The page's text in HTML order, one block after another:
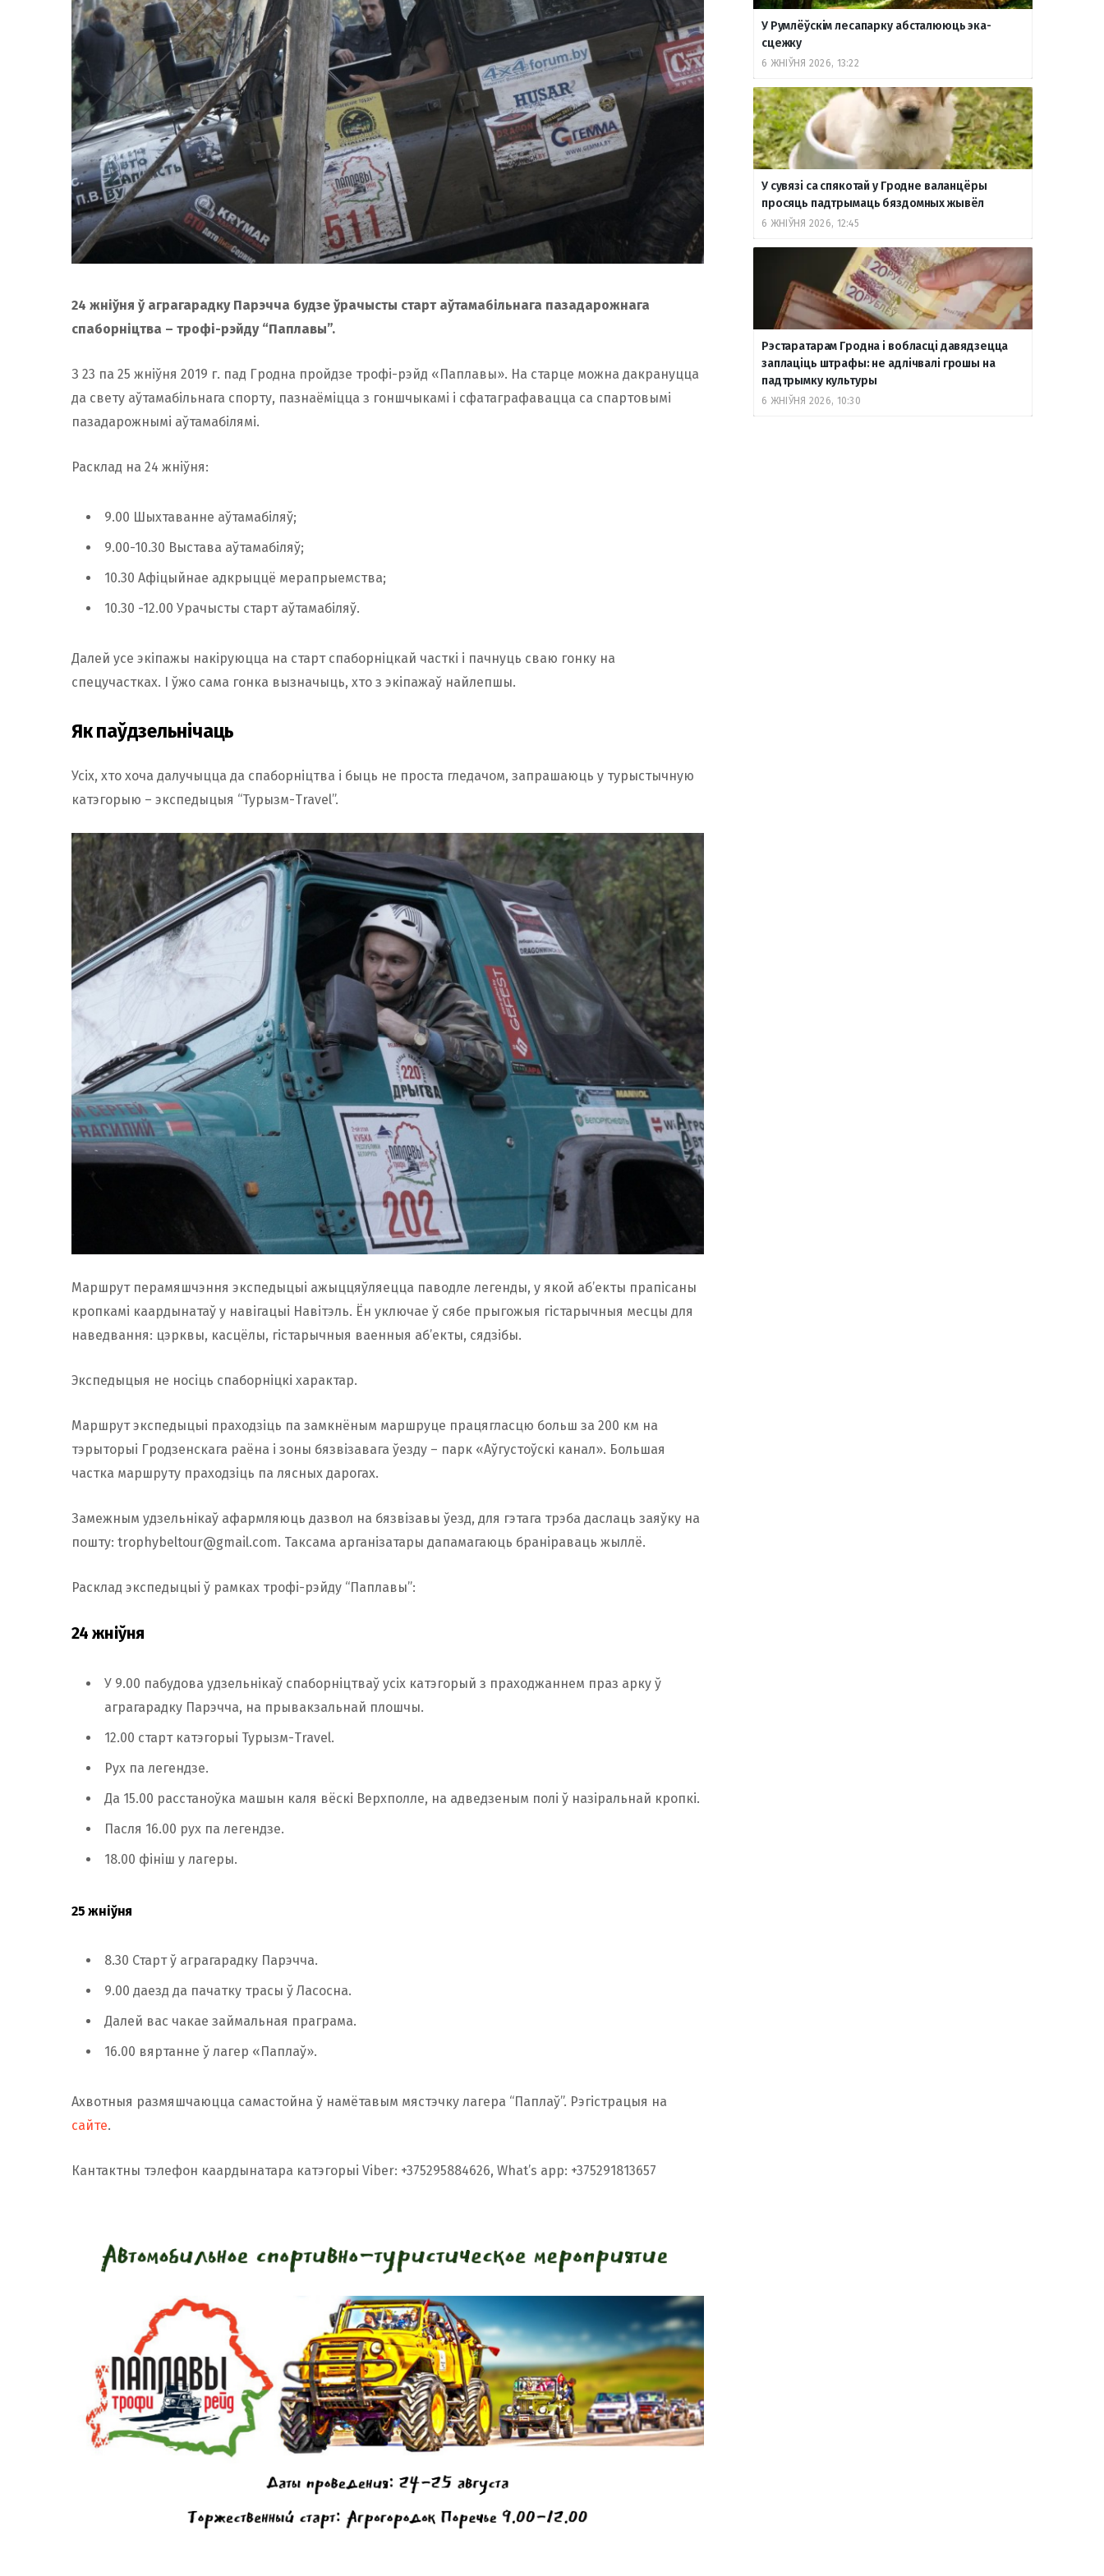
24 жніўня ў аграгарадку Парэчча будзе ўрачысты старт аўтамабільнага пазадарожнага
спаборніцтва – трофі-рэйду “Паплавы”.
З 23 па 25 жніўня 2019 г. пад Гродна пройдзе трофі-рэйд «Паплавы». На старце можна дакрануцца
да свету аўтамабільнага спорту, пазнаёміцца ​​з гоншчыкамі і сфатаграфавацца са спартовымі
пазадарожнымі аўтамабілямі.
Расклад на 24 жніўня:
9.00 Шыхтаванне аўтамабіляў;
9.00-10.30 Выстава аўтамабіляў;
10.30 Афіцыйнае адкрыццё мерапрыемства;
10.30 -12.00 Урачысты старт аўтамабіляў.
Далей усе экіпажы накіруюцца на старт спаборніцкай часткі і пачнуць сваю гонку на
спецучастках. І ўжо сама гонка вызначыць, хто з экіпажаў найлепшы.
Як паўдзельнічаць
Усіх, хто хоча далучыцца да спаборніцтва і быць не проста гледачом, запрашаюць у турыстычную
катэгорыю – экспедыцыя “Турызм-Travel”.
Маршрут перамяшчэння экспедыцыі ажыццяўляецца паводле легенды, у якой аб’екты прапісаны
кропкамі каардынатаў у навігацыі Навітэль. Ён уключае ў сябе прыгожыя гістарычныя месцы для
наведвання: цэрквы, касцёлы, гістарычныя ваенныя аб’екты, сядзібы.
Экспедыцыя не носіць спаборніцкі характар.
Маршрут экспедыцыі праходзіць па замкнёным маршруце працягласцю больш за 200 км на
тэрыторыі Гродзенскага раёна і зоны бязвізавага ўезду – парк «Аўгустоўскі канал». Большая
частка маршруту праходзіць па лясных дарогах.
Замежным удзельнікаў афармляюць дазвол на бязвізавы ўезд, для гэтага трэба даслаць заяўку на
пошту: trophybeltour@gmail.com. Таксама арганізатары дапамагаюць браніраваць жыллё.
Расклад экспедыцыі ў рамках трофі-рэйду “Паплавы”:
24 жніўня
У 9.00 пабудова удзельнікаў спаборніцтваў усіх катэгорый з праходжаннем праз арку ў
аграгарадку Парэчча, на прывакзальнай плошчы.
12.00 старт катэгорыі Турызм-Travel.
Рух па легендзе.
Да 15.00 расстаноўка машын каля вёскі Верхполле, на адведзеным полі ў назіральнай кропкі.
Пасля 16.00 рух па легендзе.
18.00 фініш у лагеры.
25 жніўня
8.30 Старт ў аграгарадку Парэчча.
9.00 даезд да пачатку трасы ў Ласосна.
Далей вас чакае займальная праграма.
16.00 вяртанне ў лагер «Паплаў».
Ахвотныя размяшчаюцца самастойна ў намётавым мястэчку лагера “Паплаў”. Рэгістрацыя на
сайте.
Кантактны тэлефон каардынатара катэгорыі Viber: +375295884626, What’s app: +375291813657
У Румлёўскім лесапарку абсталююць эка-
сцежку
6 ЖНІЎНЯ 2026, 13:22
У сувязі са спякотай у Гродне валанцёры
просяць падтрымаць бяздомных жывёл
6 ЖНІЎНЯ 2026, 12:45
Рэстаратарам Гродна і вобласці давядзецца
заплаціць штрафы: не адлічвалі грошы на
падтрымку культуры
6 ЖНІЎНЯ 2026, 10:30